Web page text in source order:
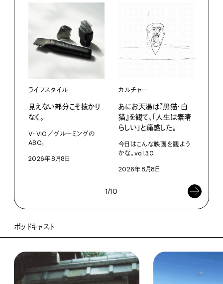
ライフスタイル
見えない部分こそ抜かり
なく。
V・VIO／グルーミングの
ABC。
2026年8月8日
カルチャー
あにお天湯は『黒猫・白
猫』を観て、「人生は素晴
らしい」と痛感した。
今日はこんな映画を観よう
かな。vol.30
2026年8月8日
1/10
ポッドキャスト